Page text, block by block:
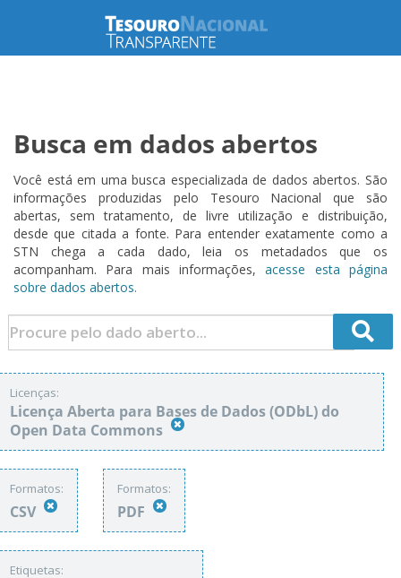
Busca em dados abertos
Você está em uma busca especializada de dados abertos. São
informações produzidas pelo Tesouro Nacional que são
abertas, sem tratamento, de livre utilização e distribuição,
desde que citada a fonte. Para entender exatamente como a
STN chega a cada dado, leia os metadados que os
acompanham. Para mais informações,acesse esta página
sobre dados abertos.
Licenças:
Licença Aberta para Bases de Dados (ODbL) do
Open Data Commons
Formatos:
CSV
Formatos:
PDF
Etiquetas: